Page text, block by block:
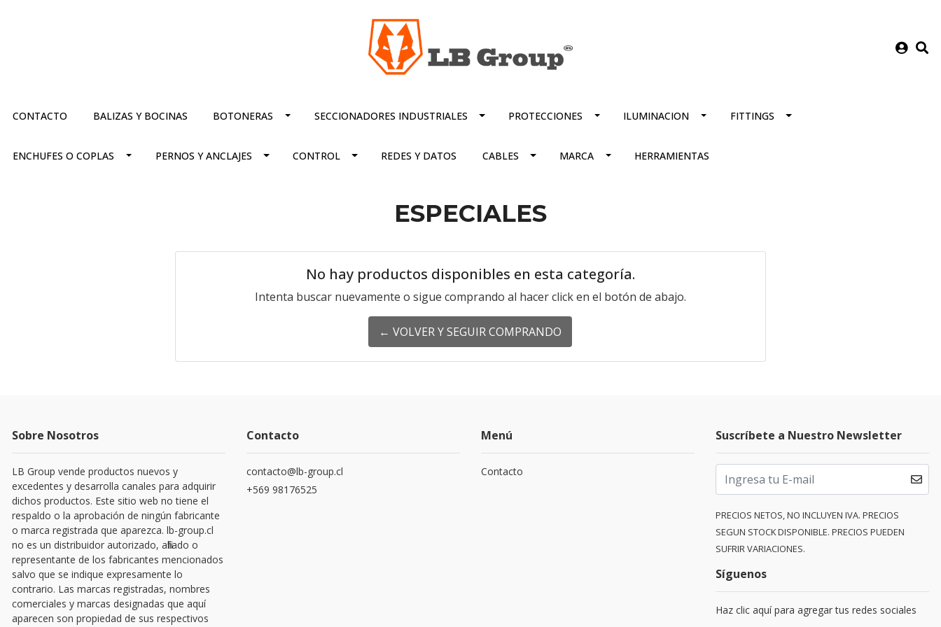
CONTACTO BALIZAS Y BOCINAS BOTONERAS SECCIONADORES INDUSTRIALES PROTECCIONES ILUMINACION FITTINGS
ENCHUFES O COPLAS PERNOS Y ANCLAJES CONTROL REDES Y DATOS CABLES MARCA HERRAMIENTAS
ESPECIALES
No hay productos disponibles en esta categoría.
Intenta buscar nuevamente o sigue comprando al hacer click en el botón de abajo.
← VOLVER Y SEGUIR COMPRANDO
Sobre Nosotros
LB Group vende productos nuevos y
excedentes y desarrolla canales para adquirir
dichos productos. Este sitio web no tiene el
respaldo o la aprobación de ningún fabricante
o marca registrada que aparezca. lb-group.cl
no es un distribuidor autorizado, afiliado o
representante de los fabricantes mencionados
salvo que se indique expresamente lo
contrario. Las marcas registradas, nombres
comerciales y marcas designadas que aquí
aparecen son propiedad de sus respectivos
Contacto
contacto@lb-group.cl
+569 98176525
Menú
Contacto
Suscríbete a Nuestro Newsletter
PRECIOS NETOS, NO INCLUYEN IVA. PRECIOS
SEGUN STOCK DISPONIBLE. PRECIOS PUEDEN
SUFRIR VARIACIONES.
Síguenos
Haz clic aquí para agregar tus redes sociales